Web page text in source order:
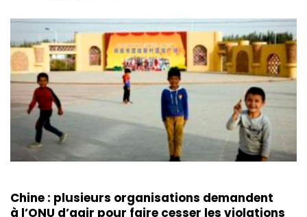
Chine : plusieurs organisations demandent
à l’ONU d’agir pour faire cesser les violations